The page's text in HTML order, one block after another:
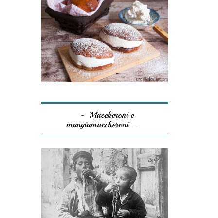
Maccheroni e
mangiamaccheroni